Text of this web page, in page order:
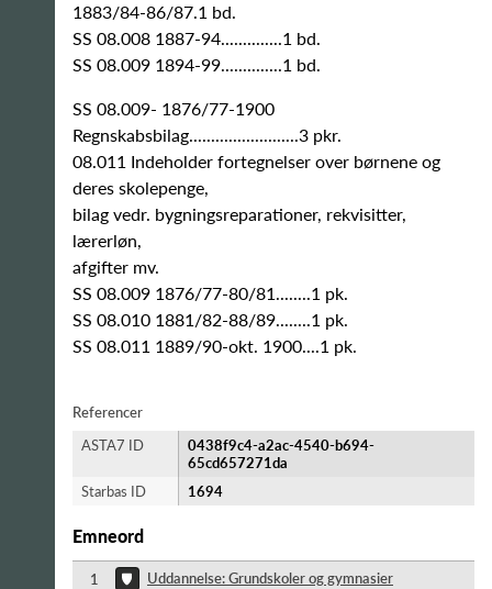
1883/84-86/87.1 bd.
SS 08.008 1887-94..............1 bd.
SS 08.009 1894-99..............1 bd.
SS 08.009- 1876/77-1900
Regnskabsbilag.........................3 pkr.
08.011 Indeholder fortegnelser over børnene og
deres skolepenge,
bilag vedr. bygningsreparationer, rekvisitter,
lærerløn,
afgifter mv.
SS 08.009 1876/77-80/81........1 pk.
SS 08.010 1881/82-88/89........1 pk.
SS 08.011 1889/90-okt. 1900....1 pk.
Referencer
ASTA7 ID
0438f9c4-a2ac-4540-b694-
65cd657271da
Starbas ID
1694
Emneord
1 Uddannelse: Grundskoler og gymnasier